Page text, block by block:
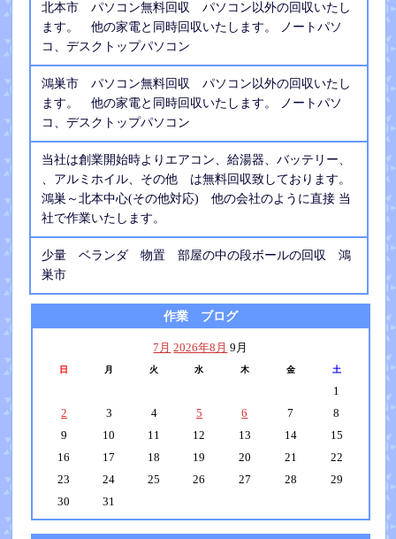
北本市 パソコン無料回収 パソコン以外の回収いたし
ます。 他の家電と同時回収いたします。 ノートパソ
コ、デスクトップパソコン
鴻巣市 パソコン無料回収 パソコン以外の回収いたし
ます。 他の家電と同時回収いたします。 ノートパソ
コ、デスクトップパソコン
当社は創業開始時よりエアコン、給湯器、バッテリー、
、アルミホイル、その他 は無料回収致しております。
鴻巣～北本中心(その他対応) 他の会社のように直接 当
社で作業いたします。
少量 ベランダ 物置 部屋の中の段ボールの回収 鴻
巣市
作業 ブログ
7月 2026年8月 9月
日 月 火 水 木 金 土
1
2
3 4 5 6 7
8
9
10 11 12 13 14
15
16
17 18 19 20 21
22
23
24 25 26 27 28
29
30
31